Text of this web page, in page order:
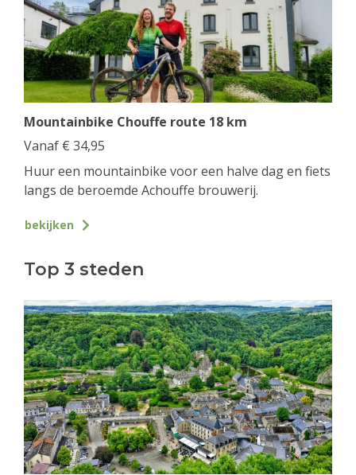
Mountainbike Chouffe route 18 km
Vanaf € 34,95
Huur een mountainbike voor een halve dag en fiets
langs de beroemde Achouffe brouwerij.
bekijken
Top 3 steden